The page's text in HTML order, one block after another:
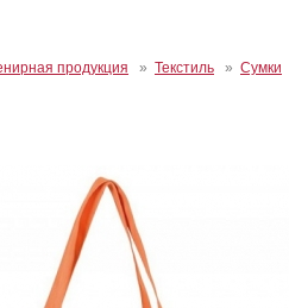
продукция » Текстиль » Сумки